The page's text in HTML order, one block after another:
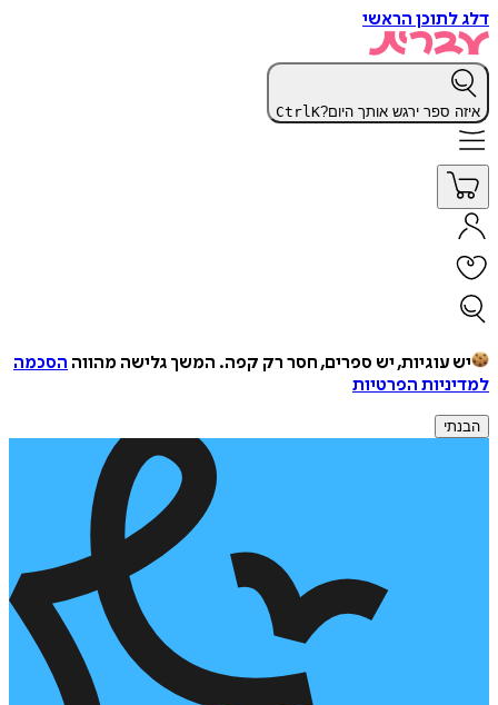
דלג לתוכן הראשי
איזה ספר ירגש אותך היום? CtrlK
יש עוגיות, יש ספרים, חסר רק קפה. המשך גלישה מהווה הסכמה
למדיניות הפרטיות
הבנתי